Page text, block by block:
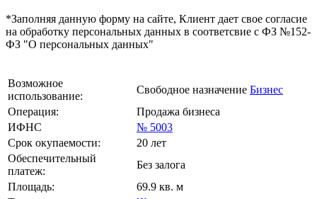
*Заполняя данную форму на сайте, Клиент дает свое согласие
на обработку персональных данных в соответсвие с ФЗ №152-
ФЗ "О персональных данных"
Возможное
использование:
Свободное назначение Бизнес
Операция:
Продажа бизнеса
ИФНС
№ 5003
Срок окупаемости:
20 лет
Обеспечительный
платеж:
Без залога
Площадь:
69.9 кв. м